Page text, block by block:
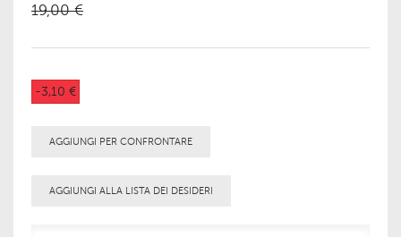
19,00 €
-3,10 €
AGGIUNGI PER CONFRONTARE
AGGIUNGI ALLA LISTA DEI DESIDERI